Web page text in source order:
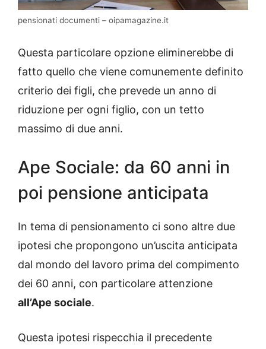
pensionati documenti – oipamagazine.it
Questa particolare opzione eliminerebbe di
fatto quello che viene comunemente definito
criterio dei figli, che prevede un anno di
riduzione per ogni figlio, con un tetto
massimo di due anni.
Ape Sociale: da 60 anni in
poi pensione anticipata
In tema di pensionamento ci sono altre due
ipotesi che propongono un’uscita anticipata
dal mondo del lavoro prima del compimento
dei 60 anni, con particolare attenzione
all’Ape sociale.
Questa ipotesi rispecchia il precedente